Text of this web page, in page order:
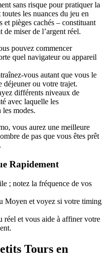
sans risque pour pratiquer la
les nuances du jeu en
pièges cachés – constituant
de miser de l’argent réel.
pouvez commencer
quel navigateur ou appareil
vous autant que vous le
déjeuner ou votre trajet.
différents niveaux de
avec laquelle les
modes.
vous aurez une meilleure
de pas que vous êtes prêt
Rapidement
; notez la fréquence de vos
Moyen et voyez si votre timing
réel et vous aide à affiner votre
Tours en